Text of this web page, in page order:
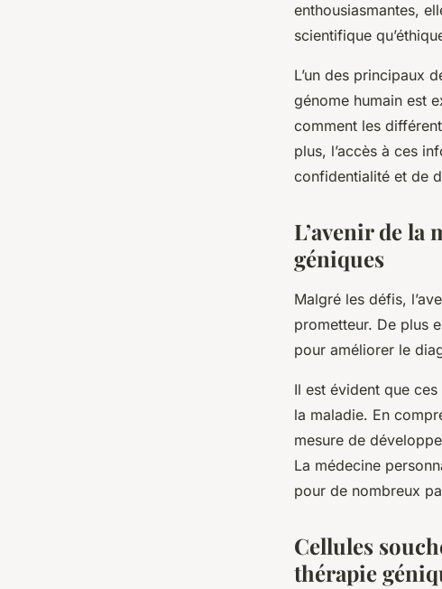
enthousiasmantes,
scientifique
L’un des principaux
génome humain est
comment les
plus, l’accès à ces
confidentialité et de
L’avenir de la
géniques
Malgré les défis,
prometteur. De plus
pour améliorer le
Il est évident que
la maladie. En
mesure de
La médecine
pour de nombreux
Cellules
thérapie